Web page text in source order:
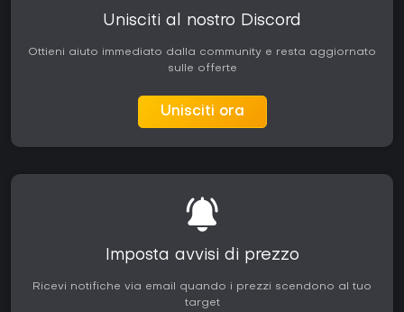
Unisciti al nostro Discord
Ottieni aiuto immediato dalla community e resta aggiornato
sulle offerte
Unisciti ora
Imposta avvisi di prezzo
Ricevi notifiche via email quando i prezzi scendono al tuo
target